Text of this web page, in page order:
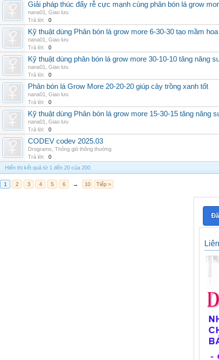
Giải pháp thúc đẩy rễ cực mạnh cùng phân bón lá grow
nana01
Giao lưu
Trả lời:
0
Kỹ thuật dùng Phân bón lá grow more 6-30-30 tạo mầm hoa
nana01
Giao lưu
Trả lời:
0
Kỹ thuật dùng phân bón lá grow more 30-10-10 tăng năng
nana01
Giao lưu
Trả lời:
0
Phân bón lá Grow More 20-20-20 giúp cây trồng xanh tốt
nana01
Giao lưu
Trả lời:
0
Kỹ thuật dùng Phân bón lá grow more 15-30-15 tăng năng
nana01
Giao lưu
Trả lời:
0
CODEV codev 2025.03
Drograms Thông gió thông thường
Trả lời:
0
Hiển thị kết quả từ 1 đến 20 của 200
1 2 3 4 5 6 → 10 Tiếp >